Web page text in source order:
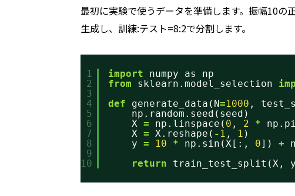
最初に実験で使うデータを準備します。振幅10
生成し、訓練:テスト=8:2で分割します。
1
2
3
4
5
6
7
8
9
10
import
numpy as np
from
sklearn.model_selection
def
generate_data(N=1000 ,
np.random.seed(seed)
X = np.linspace( 0 , 2 *
X = X.reshape( - 1 , 1 )
y = 10 * np.sin(X[:, 0]) +
return
train_test_split(X,